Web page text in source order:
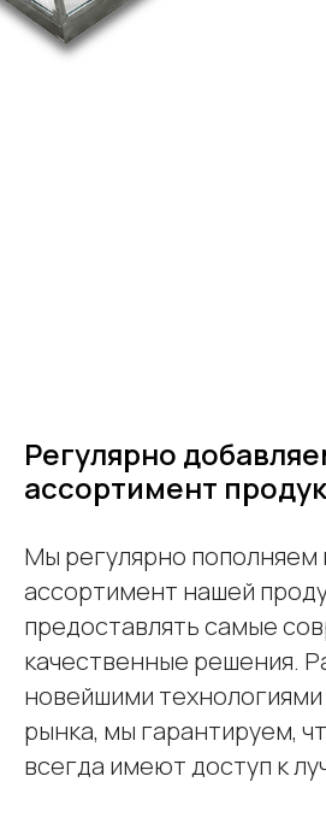
Регулярно
ассортимент
Мы регулярно пополняем
ассортимент нашей
предоставлять самые
качественные решения.
новейшими
рынка, мы гарантируем,
всегда имеют доступ к